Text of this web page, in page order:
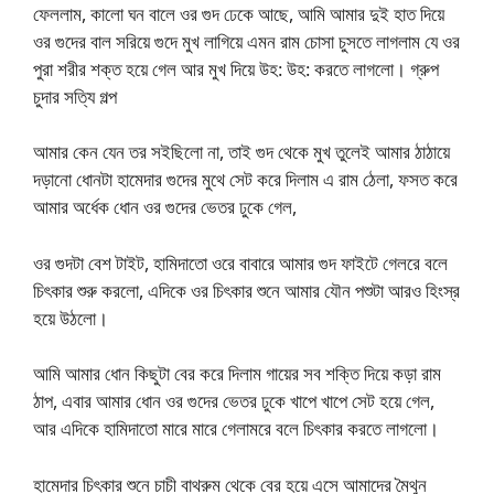
ফেললাম, কালো ঘন বালে ওর গুদ ঢেকে আছে, আমি আমার দুই হাত দিয়ে
ওর গুদের বাল সরিয়ে গুদে মুখ লাগিয়ে এমন রাম চোসা চুসতে লাগলাম যে ওর
পুরা শরীর শক্ত হয়ে গেল আর মুখ দিয়ে উহ: উহ: করতে লাগলো। গ্রুপ
চুদার সত্যি গল্প
আমার কেন যেন তর সইছিলো না, তাই গুদ থেকে মুখ তুলেই আমার ঠাঠায়ে
দড়ানো ধোনটা হামেদার গুদের মুথে সেট করে দিলাম এ রাম ঠেলা, ফসত করে
আমার অর্ধেক ধোন ওর গুদের ভেতর ঢুকে গেল,
ওর গুদটা বেশ টাইট, হামিদাতো ওরে বাবারে আমার গুদ ফাইটে গেলরে বলে
চিৎকার শুরু করলো, এদিকে ওর চিৎকার শুনে আমার যৌন পশুটা আরও হিংস্র
হয়ে উঠলো।
আমি আমার ধোন কিছুটা বের করে দিলাম গায়ের সব শক্তি দিয়ে কড়া রাম
ঠাপ, এবার আমার ধোন ওর গুদের ভেতর ঢুকে খাপে খাপে সেট হয়ে গেল,
আর এদিকে হামিদাতো মারে মারে গেলামরে বলে চিৎকার করতে লাগলো।
হামেদার চিৎকার শুনে চাচী বাথরুম থেকে বের হয়ে এসে আমাদের মৈথুন